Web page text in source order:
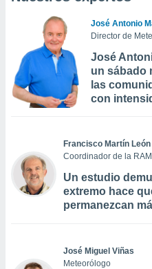
José Antonio
Director de
José
un sábado
las
con
Francisco Martín León
Coordinador de la RAM
Un estudio
extremo hace
permanezcan
José Miguel Viñas
Meteorólogo